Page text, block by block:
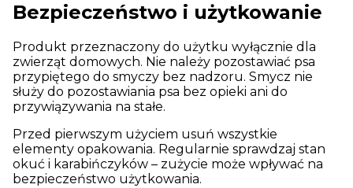
Bezpieczeństwo i użytkowanie
Produkt przeznaczony do użytku wyłącznie dla
zwierząt domowych. Nie należy pozostawiać psa
przypiętego do smyczy bez nadzoru. Smycz nie
służy do pozostawiania psa bez opieki ani do
przywiązywania na stałe.
Przed pierwszym użyciem usuń wszystkie
elementy opakowania. Regularnie sprawdzaj stan
okuć i karabińczyków – zużycie może wpływać na
bezpieczeństwo użytkowania.